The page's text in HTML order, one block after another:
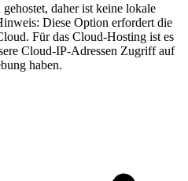
daher ist keine lokale
Diese Option erfordert die
Für das Cloud-Hosting ist es
Cloud-IP-Adressen Zugriff auf
haben.